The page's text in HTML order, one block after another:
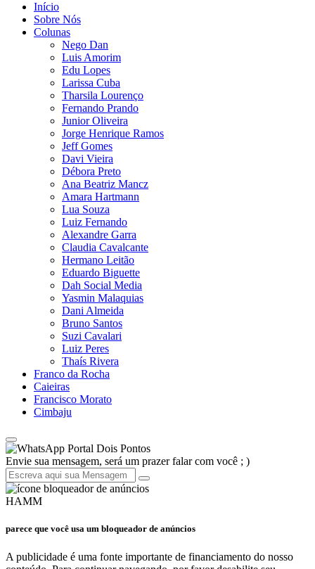
Início
Sobre Nós
Colunas
Nego Dan
Luis Amorim
Edu Lopes
Larissa Cuba
Tharsila Lourenço
Fernando Prando
Junior Oliveira
Jorge Henrique Ramos
Jeff Gomes
Davi Vieira
Débora Preto
Ana Beatriz Mancz
Amara Hartmann
Lua Souza
Luiz Fernando
Alexandre Garra
Claudia Cavalcante
Hermano Leitão
Eduardo Biguette
Dah Social Media
Yasmin Malaquias
Dani Almeida
Bruno Santos
Suzi Cavalari
Luiz Peres
Thaís Rivera
Franco da Rocha
Caieiras
Francisco Morato
Cimbaju
Portal Dois Pontos
Envie sua mensagem, será um prazer falar com você ; )
HAMM
parece que você usa um bloqueador de anúncios
A publicidade é uma fonte importante de financiamento do nosso